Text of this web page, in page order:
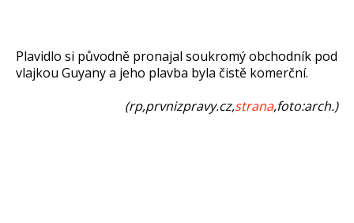
Plavidlo si původně pronajal soukromý obchodník pod
vlajkou Guyany a jeho plavba byla čistě komerční.
(rp,prvnizpravy.cz,strana,foto:arch.)